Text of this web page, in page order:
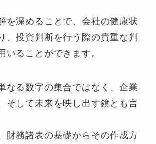
を深めることで、会社の健康状
、投資判断を行う際の貴重な判
いることができます。
なる数字の集合ではなく、企業
そして未来を映し出す鏡とも言
財務諸表の基礎からその作成方